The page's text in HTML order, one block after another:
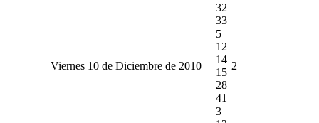
32
33
Viernes 10 de Diciembre de 2010
5
12
14
15
28
41
2
3